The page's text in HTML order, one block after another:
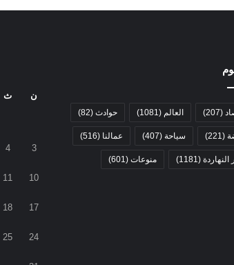
(207) العالم (1081) حوادث (82)
(221) سياحة (407) عمالنا (516)
(1181) منوعات (601)
ن ث
3
4
10
11
17
18
24
25